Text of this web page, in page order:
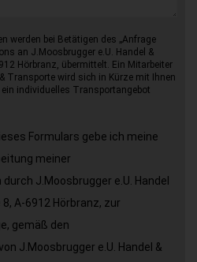
werden bei Betätigen des „Anfrage
an J.Moosbrugger e.U. Handel &
Hörbranz, übermittelt. Ein Mitarbeiter
Transporte wird sich in Kürze mit Ihnen
individuelles Transportangebot
Formulars gebe ich meine
meiner
J.Moosbrugger e.U. Handel
A-6912 Hörbranz, zur
gemäß den
J.Moosbrugger e.U. Handel &